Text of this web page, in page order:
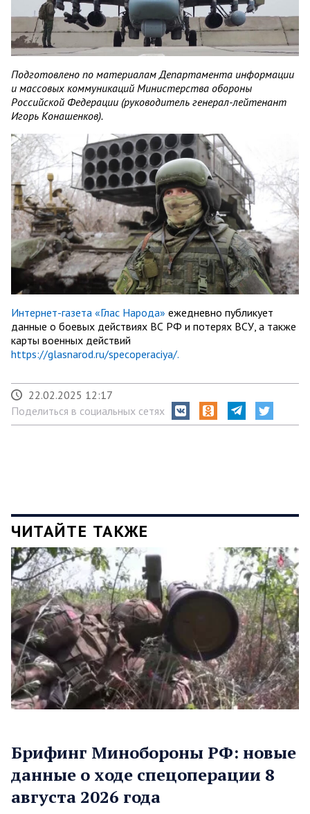
Подготовлено по материалам Департамента информации
и массовых коммуникаций Министерства обороны
Российской Федерации (руководитель генерал-лейтенант
Игорь Конашенков).
Интернет-газета «Глас Народа» ежедневно публикует
данные о боевых действиях ВС РФ и потерях ВСУ, а также
карты военных действий
https://glasnarod.ru/specoperaciya/.
22.02.2025 12:17
Поделиться в социальных сетях
ЧИТАЙТЕ ТАКЖЕ
Брифинг Минобороны РФ: новые
данные о ходе спецоперации 8
августа 2026 года